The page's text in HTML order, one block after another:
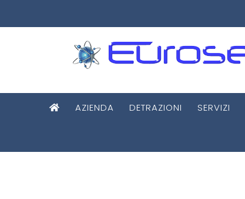
AZIENDA DETRAZIONI SERVIZI